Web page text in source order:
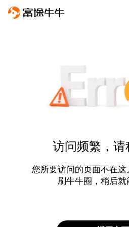
访问频繁，请
您所要访问的页面不在
刷牛牛圈，稍后就